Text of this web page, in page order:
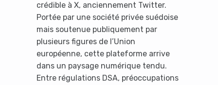
crédible à X, anciennement Twitter.
Portée par une société privée suédoise
mais soutenue publiquement par
plusieurs figures de l’Union
européenne, cette plateforme arrive
dans un paysage numérique tendu.
Entre régulations DSA, préoccupations